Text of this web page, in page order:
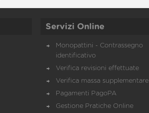
Servizi Online
Monopattini - Contrassegno
identificativo
Verifica revisioni effettuate
Verifica massa supplementare
Pagamenti PagoPA
Gestione Pratiche Online